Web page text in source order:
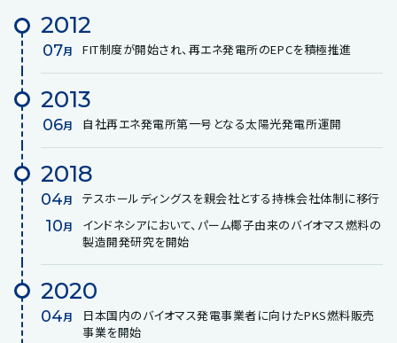
2012
07月 FIT制度が開始され、再エネ発電所のEPCを積極推進
2013
06月 自社再エネ発電所第一号となる太陽光発電所運開
2018
04月 テスホールディングスを親会社とする持株会社体制に移行
10月
インドネシアにおいて、パーム椰子由来のバイオマス燃料の
製造開発研究を開始
2020
04月
日本国内のバイオマス発電事業者に向けたPKS燃料販売
事業を開始